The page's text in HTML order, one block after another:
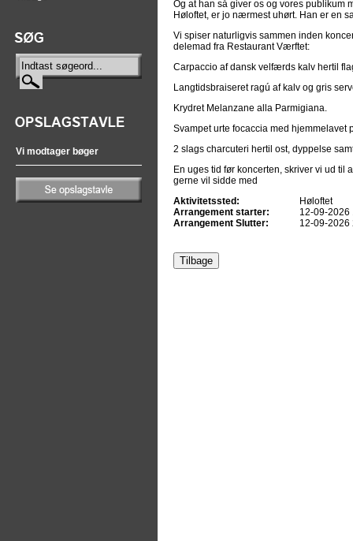
Vi modtager bøger
Og at han så giver os og vores publikum
Høloftet, er jo nærmest uhørt. Han er en
Vi spiser naturligvis sammen inden
delemad fra Restaurant Værftet:
Carpaccio af dansk velfærds kalv hertil
Langtidsbraiseret ragú af kalv og gris
Krydret Melanzane alla Parmigiana.
Svampet urte focaccia med hjemmelavet
2 slags charcuteri hertil ost, dyppelse
En uges tid før koncerten, skriver vi ud til
gerne vil sidde med
Aktivitetssted:
Høloftet
Arrangement starter:
12-09-2026
Arrangement Slutter:
12-09-2026